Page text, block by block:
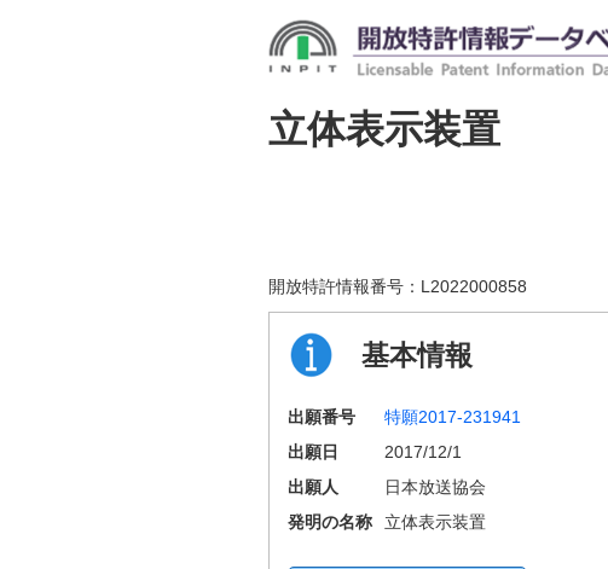
立体表示装置
開放特許情報番号： L2022000858
基本情報
出願番号 特願2017-231941
出願日
2017/12/1
出願人
日本放送協会
発明の名称
立体表示装置